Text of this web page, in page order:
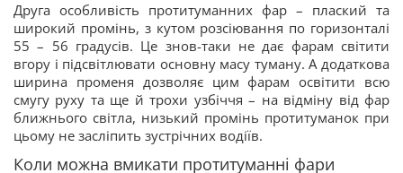
Друга особливість протитуманних фар – плаский та
широкий промінь, з кутом розсіювання по горизонталі
55 – 56 градусів. Це знов-таки не дає фарам світити
вгору і підсвітлювати основну масу туману. А додаткова
ширина променя дозволяє цим фарам освітити всю
смугу руху та ще й трохи узбіччя – на відміну від фар
ближнього світла, низький промінь протитуманок при
цьому не засліпить зустрічних водіїв.
Коли можна вмикати протитуманні фари